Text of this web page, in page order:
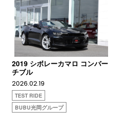
2019 シボレーカマロ コンバー
チブル
2026.02.19
TEST RIDE
BUBU光岡グループ